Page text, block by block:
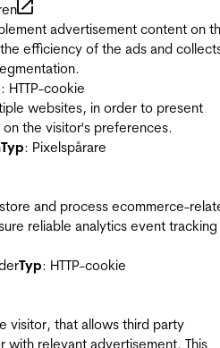
advertisement content on
efficiency of the ads and
: HTTP-cookie
websites, in order to present
the visitor's preferences.
Typ: Pixelspårare
and process ecommerce-
reliable analytics event tracking
Typ: HTTP-cookie
visitor, that allows third party
relevant advertisement. This